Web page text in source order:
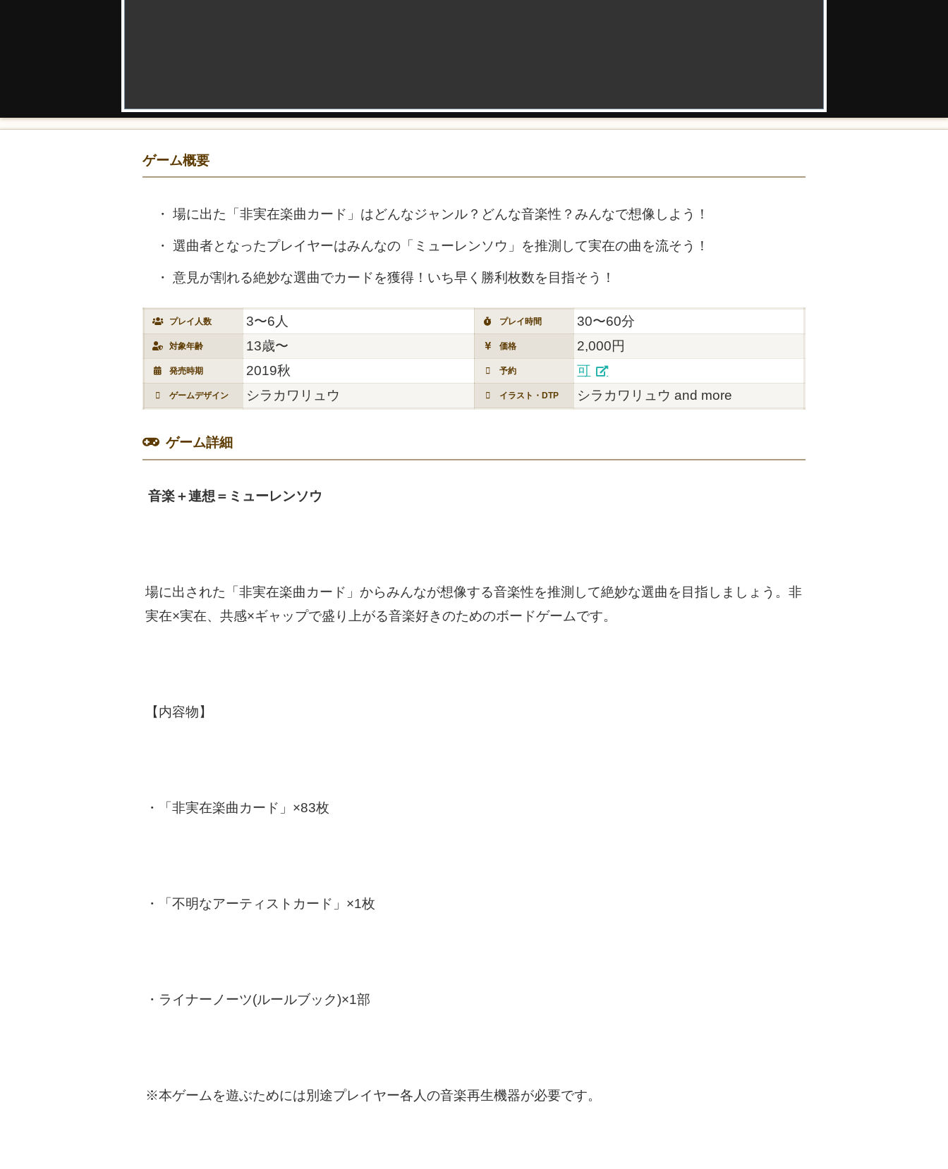
ゲーム概要
場に出た「非実在楽曲カード」はどんなジャンル？どんな音楽性？みんなで想像しよう！
選曲者となったプレイヤーはみんなの「ミューレンソウ」を推測して実在の曲を流そう！
意見が割れる絶妙な選曲でカードを獲得！いち早く勝利枚数を目指そう！
プレイ人数 3〜6人 プレイ時間 30〜60分
対象年齢 13歳〜 価格 2,000円
発売時期 2019秋 予約 可
ゲームデザイン シラカワリュウ イラスト・DTP シラカワリュウ and more
ゲーム詳細
音楽＋連想＝ミューレンソウ
場に出された「非実在楽曲カード」からみんなが想像する音楽性を推測して絶妙な選曲を目指しましょう。非
実在×実在、共感×ギャップで盛り上がる音楽好きのためのボードゲームです。
【内容物】
・「非実在楽曲カード」×83枚
・「不明なアーティストカード」×1枚
・ライナーノーツ(ルールブック)×1部
※本ゲームを遊ぶためには別途プレイヤー各人の音楽再生機器が必要です。